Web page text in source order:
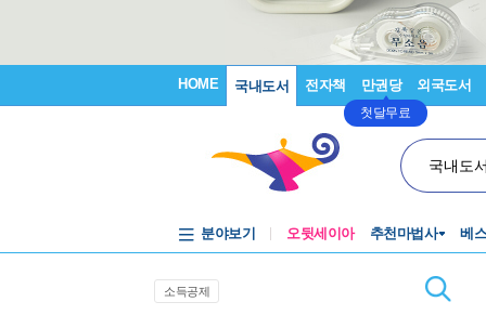
HOME 국내도서 전자책 만권당
첫달무료
외국도서
국내도
분야보기 오뒷세이아 추천마법사 베
소득공제